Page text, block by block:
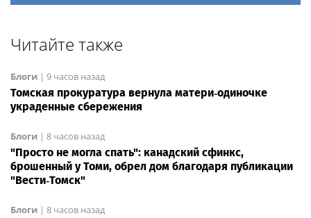
Читайте также
Блоги | 9 часов назад
Томская прокуратура вернула матери‑одиночке
украденные сбережения
Блоги | 8 часов назад
"Просто не могла спать": канадский сфинкс,
брошенный у Томи, обрел дом благодаря публикации
"Вести‑Томск"
Блоги | 8 часов назад